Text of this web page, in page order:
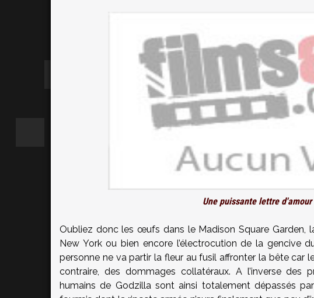
Une puissante lettre
Oubliez donc les œufs dans le Madison Square Garden,
New York ou bien encore l’électrocution de la gencive
personne ne va partir la fleur au fusil affronter la bête car
contraire, des dommages collatéraux. A l’inverse des
humains de Godzilla sont ainsi totalement dépassés